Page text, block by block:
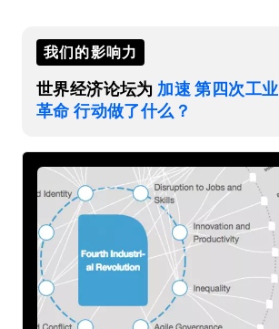
我们的影响力
世界经济论坛为 加速 第四次工业
革命 行动做了什么？